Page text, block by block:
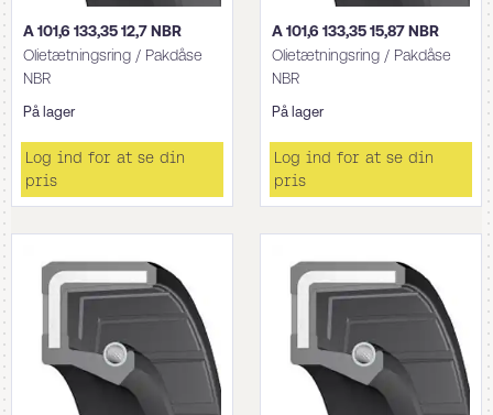
A 101,6 133,35 12,7 NBR
Olietætningsring / Pakdåse
NBR
På lager
Log ind for at se din
pris
A 101,6 133,35 15,87 NBR
Olietætningsring / Pakdåse
NBR
På lager
Log ind for at se din
pris